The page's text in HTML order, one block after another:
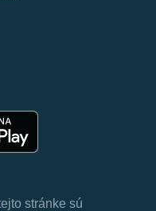
stránke sú